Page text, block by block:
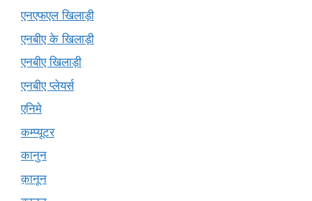
एनएफएल खिलाड़ी
एनबीए के खिलाड़ी
एनबीए खिलाड़ी
एनबीए प्लेयर्स
एनिमे
कम्प्यूटर
कानुन
क़ानून